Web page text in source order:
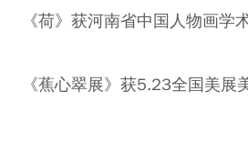
《荷》获河南省中国人物
《蕉心翠展》获5.23全国